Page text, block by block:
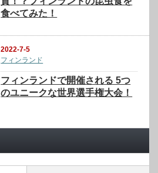
食べてみた！
2022-7-5
フィンランド
フィンランドで開催される 5つ
のユニークな世界選手権大会！